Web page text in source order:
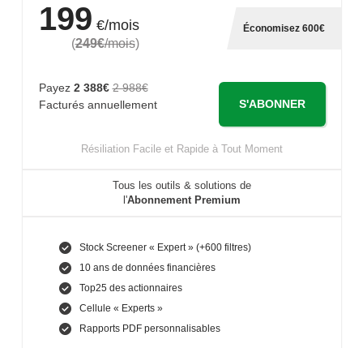
199 €/mois
(249€/mois)
Économisez 600€
Payez 2 388€ 2 988€
Facturés annuellement
S'ABONNER
Résiliation Facile et Rapide à Tout Moment
Tous les outils & solutions de
l'Abonnement Premium
Stock Screener « Expert » (+600 filtres)
10 ans de données financières
Top25 des actionnaires
Cellule « Experts »
Rapports PDF personnalisables